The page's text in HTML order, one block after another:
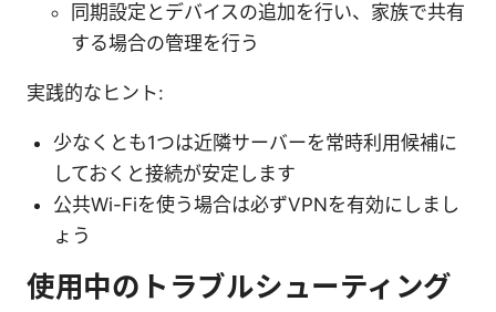
同期設定とデバイスの追加を行い、家族で共有
する場合の管理を行う
実践的なヒント:
少なくとも1つは近隣サーバーを常時利用候補に
しておくと接続が安定します
公共Wi-Fiを使う場合は必ずVPNを有効にしまし
ょう
使用中のトラブルシューティング